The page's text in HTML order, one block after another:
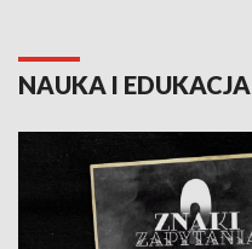
NAUKA I EDUKACJA